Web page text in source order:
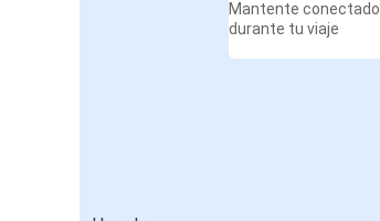
Mantente conectado
durante tu viaje